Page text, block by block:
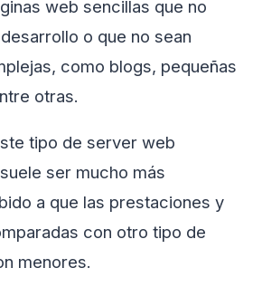
web sencillas que no
o que no sean
como blogs, pequeñas
otras.
tipo de server web
ser mucho más
a que las prestaciones y
con otro tipo de
menores.